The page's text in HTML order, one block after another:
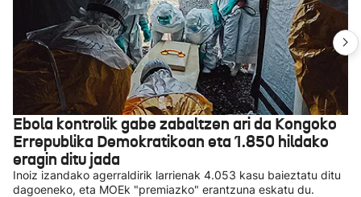
Ebola kontrolik gabe zabaltzen ari da Kongoko
Errepublika Demokratikoan eta 1.850 hildako
eragin ditu jada
Inoiz izandako agerraldirik larrienak 4.053 kasu baieztatu ditu
dagoeneko, eta MOEk "premiazko" erantzuna eskatu du.